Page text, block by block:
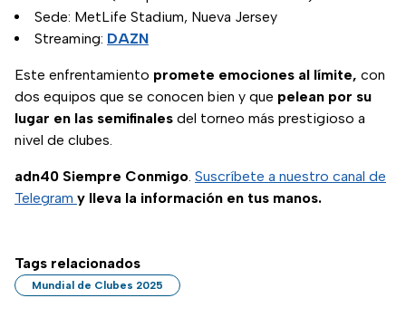
Sede: MetLife Stadium, Nueva Jersey
Streaming: DAZN
Este enfrentamiento promete emociones al límite, con
dos equipos que se conocen bien y que pelean por su
lugar en las semifinales del torneo más prestigioso a
nivel de clubes.
adn40 Siempre Conmigo. Suscríbete a nuestro canal de
Telegram y lleva la información en tus manos.
Tags relacionados
Mundial de Clubes 2025